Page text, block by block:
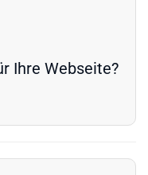
Ihre Webseite?